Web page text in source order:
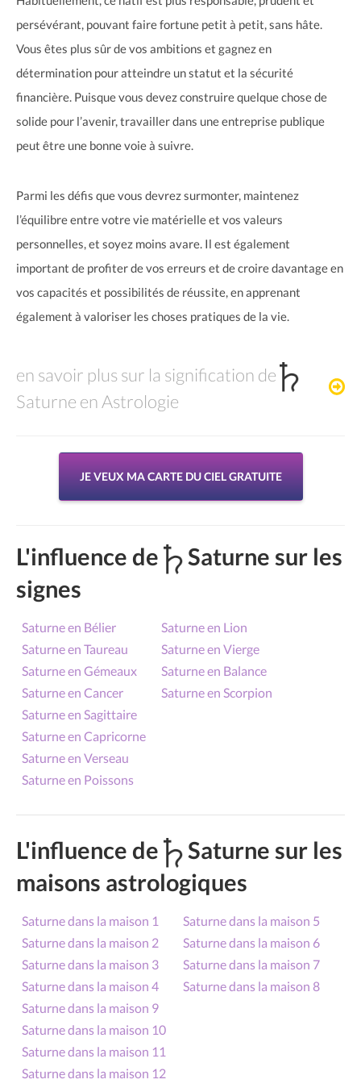
persévérant, pouvant faire fortune petit à petit, sans hâte.
Vous êtes plus sûr de vos ambitions et gagnez en
détermination pour atteindre un statut et la sécurité
financière. Puisque vous devez construire quelque chose de
solide pour l’avenir, travailler dans une entreprise publique
peut être une bonne voie à suivre.
Parmi les défis que vous devrez surmonter, maintenez
l’équilibre entre votre vie matérielle et vos valeurs
personnelles, et soyez moins avare. Il est également
important de profiter de vos erreurs et de croire davantage en
vos capacités et possibilités de réussite, en apprenant
également à valoriser les choses pratiques de la vie.
en savoir plus sur la signification de
Saturne en Astrologie
JE VEUX MA CARTE DU CIEL GRATUITE
L'influence de
Saturne sur les
signes
Saturne en Bélier
Saturne en Taureau
Saturne en Gémeaux
Saturne en Cancer
Saturne en Lion
Saturne en Vierge
Saturne en Balance
Saturne en Scorpion
Saturne en Sagittaire
Saturne en Capricorne
Saturne en Verseau
Saturne en Poissons
L'influence de
Saturne sur les
maisons astrologiques
Saturne dans la maison 1
Saturne dans la maison 2
Saturne dans la maison 3
Saturne dans la maison 4
Saturne dans la maison 5
Saturne dans la maison 6
Saturne dans la maison 7
Saturne dans la maison 8
Saturne dans la maison 9
Saturne dans la maison 10
Saturne dans la maison 11
Saturne dans la maison 12